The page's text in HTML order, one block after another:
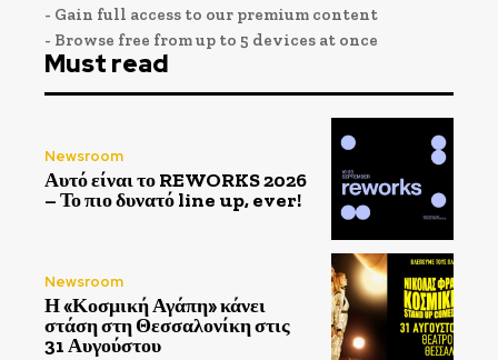
- Gain full access to our premium content
- Browse free from up to 5 devices at once
Must read
Newsroom
Αυτό είναι το REWORKS 2026
– Το πιο δυνατό line up, ever!
Newsroom
Η «Κοσμική Αγάπη» κάνει
στάση στη Θεσσαλονίκη στις
31 Αυγούστου